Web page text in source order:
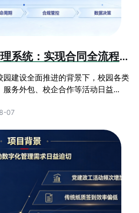
智慧校园合同管理系统：实现合同全流程数字化闭环管控
园建设全面推进的背景下，校园各类
务外包、校企合作等活动日益...
07